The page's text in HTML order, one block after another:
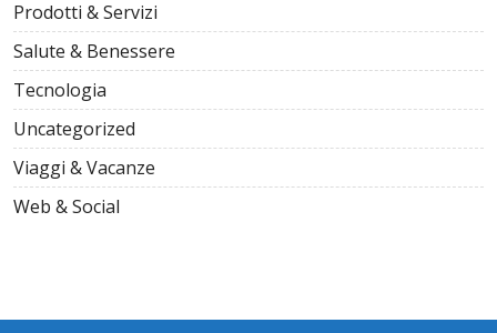
Prodotti & Servizi
Salute & Benessere
Tecnologia
Uncategorized
Viaggi & Vacanze
Web & Social